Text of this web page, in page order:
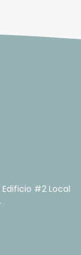
Edificio #2 Local